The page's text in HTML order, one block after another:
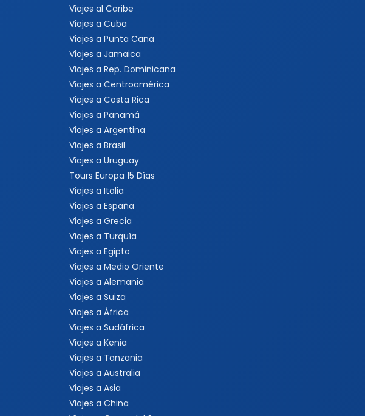
Viajes al Caribe
Viajes a Cuba
Viajes a Punta Cana
Viajes a Jamaica
Viajes a Rep. Dominicana
Viajes a Centroamérica
Viajes a Costa Rica
Viajes a Panamá
Viajes a Argentina
Viajes a Brasil
Viajes a Uruguay
Tours Europa 15 Días
Viajes a Italia
Viajes a España
Viajes a Grecia
Viajes a Turquía
Viajes a Egipto
Viajes a Medio Oriente
Viajes a Alemania
Viajes a Suiza
Viajes a África
Viajes a Sudáfrica
Viajes a Kenia
Viajes a Tanzania
Viajes a Australia
Viajes a Asia
Viajes a China